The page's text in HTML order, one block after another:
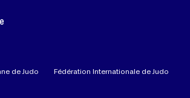
de Judo Fédération Internationale de Judo